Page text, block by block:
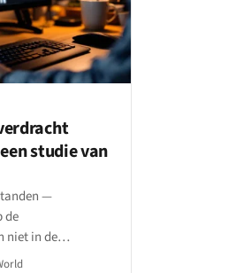
studie van
—
de
niet in de